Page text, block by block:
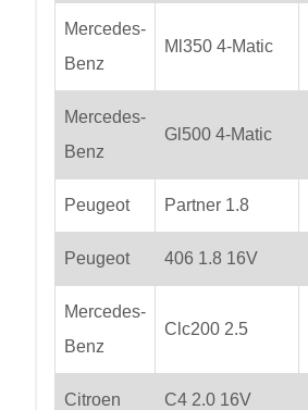
Mercedes-
Benz
Ml350 4-Matic
Mercedes-
Benz
Gl500 4-Matic
Peugeot Partner 1.8
Peugeot 406 1.8 16V
Mercedes-
Benz
Clc200 2.5
Citroen C4 2.0 16V